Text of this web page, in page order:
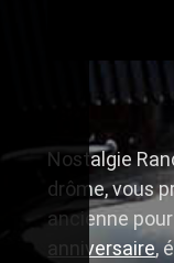
Nostalgie
drôme, vous
ancienne pour
anniversaire,